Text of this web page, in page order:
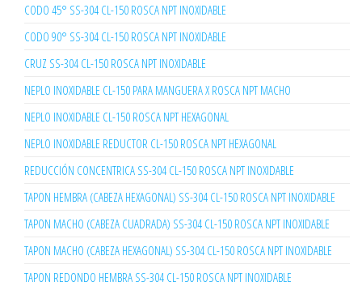
CODO 45° SS-304 CL-150 ROSCA NPT INOXIDABLE
CODO 90° SS-304 CL-150 ROSCA NPT INOXIDABLE
CRUZ SS-304 CL-150 ROSCA NPT INOXIDABLE
NEPLO INOXIDABLE CL-150 PARA MANGUERA X ROSCA NPT MACHO
NEPLO INOXIDABLE CL-150 ROSCA NPT HEXAGONAL
NEPLO INOXIDABLE REDUCTOR CL-150 ROSCA NPT HEXAGONAL
REDUCCIÓN CONCENTRICA SS-304 CL-150 ROSCA NPT INOXIDABLE
TAPON HEMBRA (CABEZA HEXAGONAL) SS-304 CL-150 ROSCA NPT INOXIDABLE
TAPON MACHO (CABEZA CUADRADA) SS-304 CL-150 ROSCA NPT INOXIDABLE
TAPON MACHO (CABEZA HEXAGONAL) SS-304 CL-150 ROSCA NPT INOXIDABLE
TAPON REDONDO HEMBRA SS-304 CL-150 ROSCA NPT INOXIDABLE